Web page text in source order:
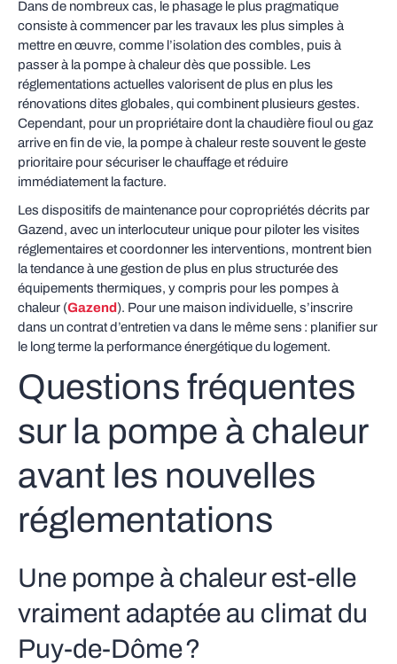
Dans de nombreux cas, le phasage le plus pragmatique
consiste à commencer par les travaux les plus simples à
mettre en œuvre, comme l’isolation des combles, puis à
passer à la pompe à chaleur dès que possible. Les
réglementations actuelles valorisent de plus en plus les
rénovations dites globales, qui combinent plusieurs gestes.
Cependant, pour un propriétaire dont la chaudière fioul ou gaz
arrive en fin de vie, la pompe à chaleur reste souvent le geste
prioritaire pour sécuriser le chauffage et réduire
immédiatement la facture.
Les dispositifs de maintenance pour copropriétés décrits par
Gazend, avec un interlocuteur unique pour piloter les visites
réglementaires et coordonner les interventions, montrent bien
la tendance à une gestion de plus en plus structurée des
équipements thermiques, y compris pour les pompes à
chaleur (Gazend). Pour une maison individuelle, s’inscrire
dans un contrat d’entretien va dans le même sens : planifier sur
le long terme la performance énergétique du logement.
Questions fréquentes
sur la pompe à chaleur
avant les nouvelles
réglementations
Une pompe à chaleur est‑elle
vraiment adaptée au climat du
Puy-de-Dôme ?